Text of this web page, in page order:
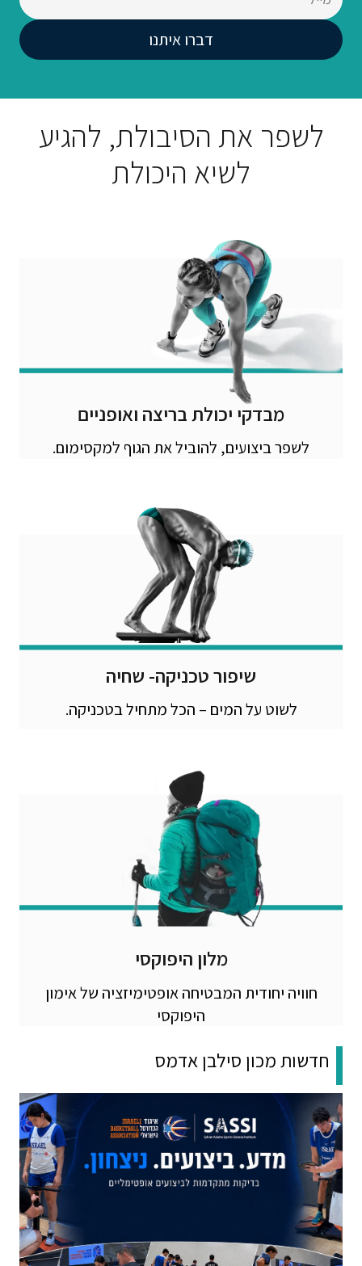
לשפר את הסיבולת, להגיע
לשיא היכולת
מבדקי יכולת בריצה ואופניים
לשפר ביצועים, להוביל את הגוף למקסימום.
שיפור טכניקה- שחיה
לשוט על המים – הכל מתחיל בטכניקה.
מלון היפוקסי
חוויה יחודית המבטיחה אופטימיזציה של אימון
היפוקסי
חדשות מכון סילבן אדמס